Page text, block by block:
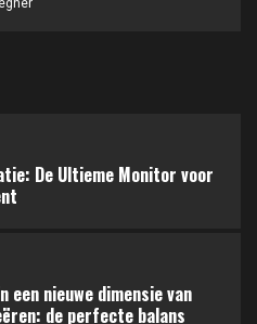
een nieuwe dimensie van
de perfecte balans
voor Digitale Notities: Een
een Ideale E-Ink Tablet